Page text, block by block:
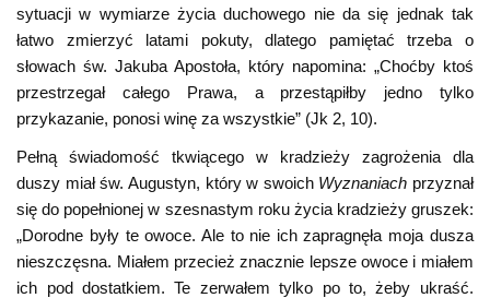
sytuacji w wymiarze życia duchowego nie da się jednak tak
łatwo zmierzyć latami pokuty, dlatego pamiętać trzeba o
słowach św. Jakuba Apostoła, który napomina: „Choćby ktoś
przestrzegał całego Prawa, a przestąpiłby jedno tylko
przykazanie, ponosi winę za wszystkie” (Jk 2, 10).
Pełną świadomość tkwiącego w kradzieży zagrożenia dla
duszy miał św. Augustyn, który w swoich Wyznaniach przyznał
się do popełnionej w szesnastym roku życia kradzieży gruszek:
„Dorodne były te owoce. Ale to nie ich zapragnęła moja dusza
nieszczęsna. Miałem przecież znacznie lepsze owoce i miałem
ich pod dostatkiem. Te zerwałem tylko po to, żeby ukraść.